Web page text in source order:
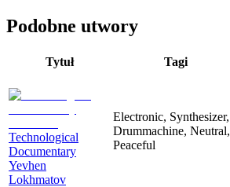
Podobne utwory
Tytuł Tagi
Technological
Documentary
Yevhen
Lokhmatov
Electronic, Synthesizer,
Drummachine, Neutral,
Peaceful